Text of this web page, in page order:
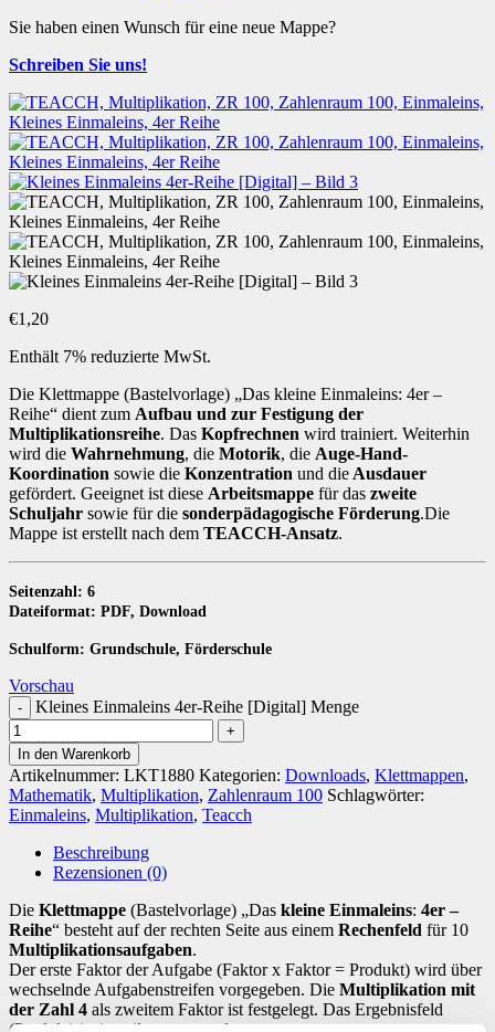
Sie haben einen Wunsch für eine neue Mappe?
Schreiben Sie uns!
€1,20
Enthält 7% reduzierte MwSt.
Die Klettmappe (Bastelvorlage) „Das kleine Einmaleins: 4er –
Reihe“ dient zum Aufbau und zur Festigung der
Multiplikationsreihe. Das Kopfrechnen wird trainiert. Weiterhin
wird die Wahrnehmung, die Motorik, die Auge-Hand-
Koordination sowie die Konzentration und die Ausdauer
gefördert. Geeignet ist diese Arbeitsmappe für das zweite
Schuljahr sowie für die sonderpädagogische Förderung.Die
Mappe ist erstellt nach dem TEACCH-Ansatz.
Seitenzahl: 6
Dateiformat: PDF, Download
Schulform: Grundschule, Förderschule
Vorschau
Kleines Einmaleins 4er-Reihe [Digital] Menge
In den Warenkorb
Artikelnummer: LKT1880 Kategorien: Downloads, Klettmappen,
Mathematik, Multiplikation, Zahlenraum 100 Schlagwörter:
Einmaleins, Multiplikation, Teacch
Beschreibung
Rezensionen (0)
Die Klettmappe (Bastelvorlage) „Das kleine Einmaleins: 4er –
Reihe“ besteht auf der rechten Seite aus einem Rechenfeld für 10
Multiplikationsaufgaben.
Der erste Faktor der Aufgabe (Faktor x Faktor = Produkt) wird über
wechselnde Aufgabenstreifen vorgegeben. Die Multiplikation mit
der Zahl 4 als zweitem Faktor ist festgelegt. Das Ergebnisfeld